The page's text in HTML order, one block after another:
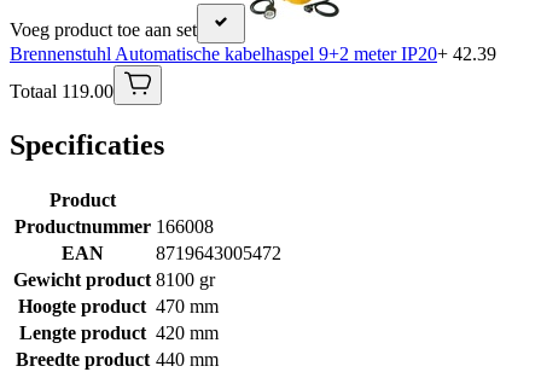
Voeg product toe aan set
Brennenstuhl Automatische kabelhaspel 9+2 meter IP20+ 42.39
Totaal 119.00
Specificaties
Product
Productnummer 166008
EAN
8719643005472
Gewicht product 8100 gr
Hoogte product 470 mm
Lengte product 420 mm
Breedte product 440 mm